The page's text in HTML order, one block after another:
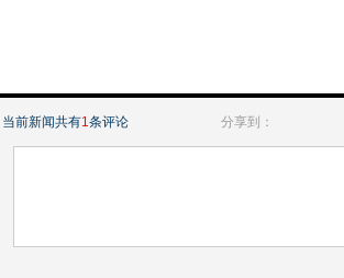
当前新闻共有1条评论 分享到：